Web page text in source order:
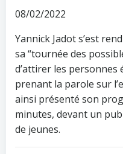
08/02/2022
Yannick Jadot s’est
sa “tournée des
d’attirer les personnes
prenant la parole sur
ainsi présenté son
minutes, devant un
de jeunes.